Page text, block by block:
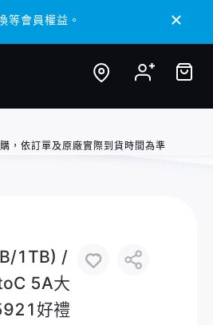
會員權益。
會員權益。
依訂單及原廠實際到貨時間為準
1TB) /
5A大
好禮